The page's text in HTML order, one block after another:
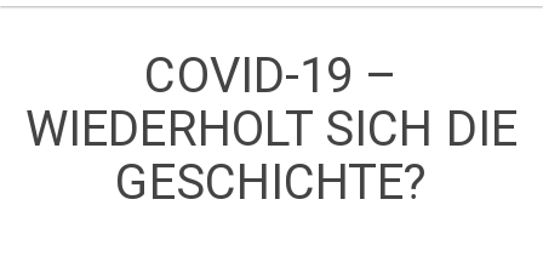
COVID-19 –
WIEDERHOLT SICH DIE
GESCHICHTE?